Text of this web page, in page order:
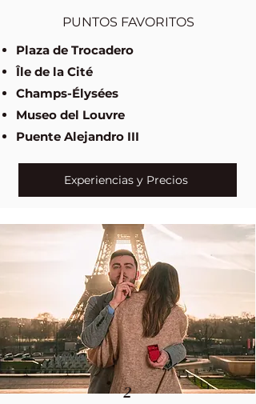
PUNTOS FAVORITOS
Plaza de Trocadero
Île de la Cité
Champs-Élysées
Museo del Louvre
Puente Alejandro III
Experiencias y Precios
2